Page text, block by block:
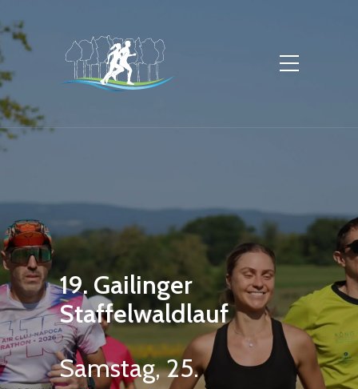
19. Gailinger
Staffelwaldlauf
Samstag, 25.